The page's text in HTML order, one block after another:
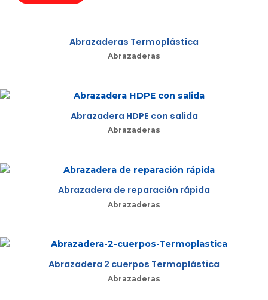
Abrazaderas Termoplástica
Abrazaderas
Abrazadera HDPE con salida
Abrazaderas
Abrazadera de reparación rápida
Abrazaderas
Abrazadera 2 cuerpos Termoplástica
Abrazaderas